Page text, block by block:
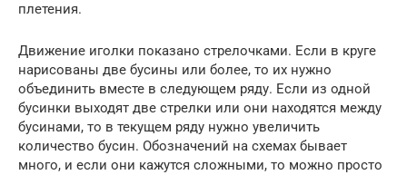
плетения.
Движение иголки показано стрелочками. Если в круге
нарисованы две бусины или более, то их нужно
объединить вместе в следующем ряду. Если из одной
бусинки выходят две стрелки или они находятся между
бусинами, то в текущем ряду нужно увеличить
количество бусин. Обозначений на схемах бывает
много, и если они кажутся сложными, то можно просто